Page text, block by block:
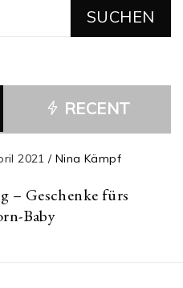
RECENT
2021/ Nina Kämpf
– Geschenke fürs
Baby